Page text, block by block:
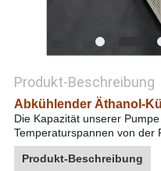
Produkt-Beschreibung
Abkühlender Äthanol-
Die Kapazität unserer
Temperaturspannen von der
Produkt-Beschreibung